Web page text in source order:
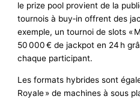
le prize pool provient de la
tournois à buy‑in offrent des
exemple, un tournoi de slots «
50 000 € de jackpot en 24 h
chaque participant.
Les formats hybrides sont
Royale » de machines à sous